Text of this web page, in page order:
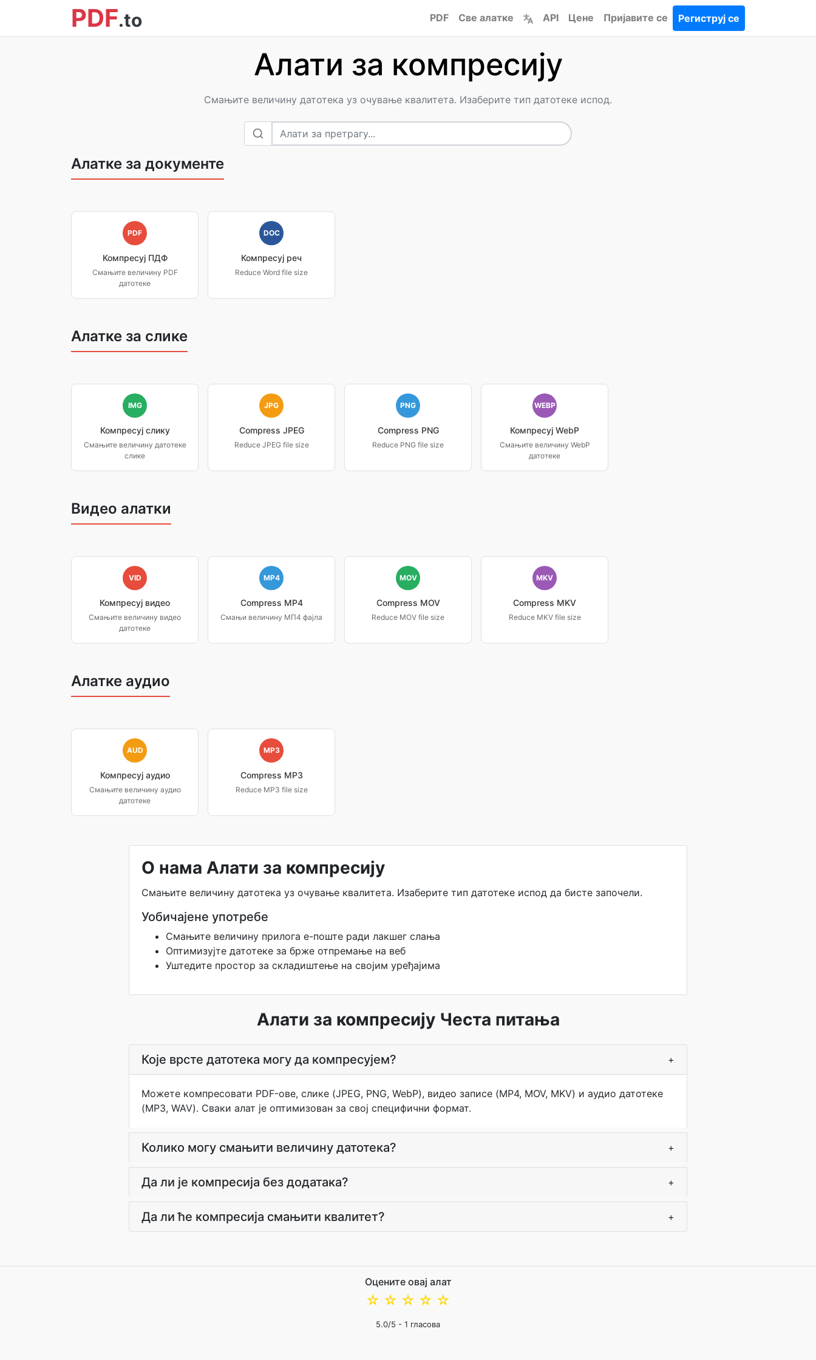
PDF.to PDF Све алатке API Цене Пријавите се Региструј се
Алати за компресију
Смањите величину датотека уз очување квалитета. Изаберите тип датотеке испод.
Алатке за документе
PDF
Компресуј ПДФ
Смањите величину PDF
датотеке
DOC
Компресуј реч
Reduce Word file size
Алатке за слике
IMG
Компресуј слику
Смањите величину датотеке
слике
JPG
Compress JPEG
Reduce JPEG file size
PNG
Compress PNG
Reduce PNG file size
WEBP
Компресуј WebP
Смањите величину WebP
датотеке
Видео алатки
VID
Компресуј видео
Смањите величину видео
датотеке
MP4
Compress MP4
Смањи величину МП4 фајла
MOV
Compress MOV
Reduce MOV file size
MKV
Compress MKV
Reduce MKV file size
Алатке аудио
AUD
Компресуј аудио
Смањите величину аудио
датотеке
MP3
Compress MP3
Reduce MP3 file size
О нама Алати за компресију
Смањите величину датотека уз очување квалитета. Изаберите тип датотеке испод да бисте започели.
Уобичајене употребе
Смањите величину прилога е-поште ради лакшег слања
Оптимизујте датотеке за брже отпремање на веб
Уштедите простор за складиштење на својим уређајима
Алати за компресију Честа питања
Које врсте датотека могу да компресујем? +
Можете компресовати PDF-ове, слике (JPEG, PNG, WebP), видео записе (MP4, MOV, MKV) и аудио датотеке
(MP3, WAV). Сваки алат је оптимизован за свој специфични формат.
Колико могу смањити величину датотека? +
Да ли је компресија без додатака? +
Да ли ће компресија смањити квалитет? +
Оцените овај алат
☆
☆
☆
☆
☆
5.0/5 - 1 гласова